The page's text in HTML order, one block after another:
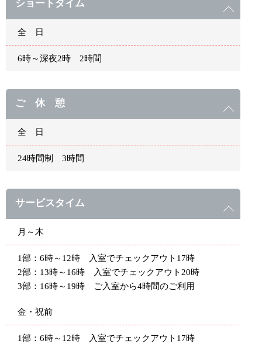
ショートタイム
全 日
6時～深夜2時 2時間
ご 休 憩
全 日
24時間制 3時間
サービスタイム
月～木
1部：6時～12時 入室でチェックアウト17時
2部：13時～16時 入室でチェックアウト20時
3部：16時～19時 ご入室から4時間のご利用
金・祝前
1部：6時～12時 入室でチェックアウト17時